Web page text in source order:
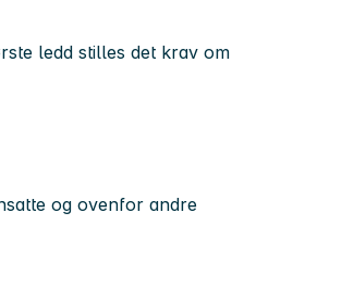
ledd stilles det krav om
og ovenfor andre